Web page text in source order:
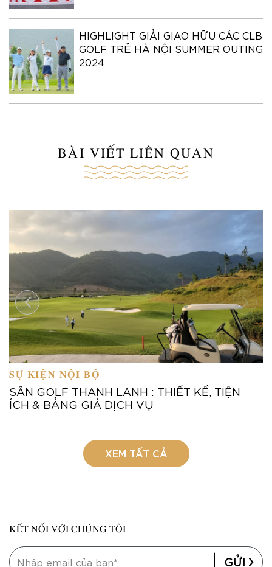
HIGHLIGHT GIẢI GIAO HỮU CÁC CLB
GOLF TRẺ HÀ NỘI SUMMER OUTING
2024
BÀI VIẾT LIÊN QUAN
SỰ KIỆN NỘI BỘ
SÂN GOLF THANH LANH : THIẾT KẾ, TIỆN
ÍCH & BẢNG GIÁ DỊCH VỤ
XEM TẤT CẢ
KẾT NỐI VỚI CHÚNG TÔI
GỬI